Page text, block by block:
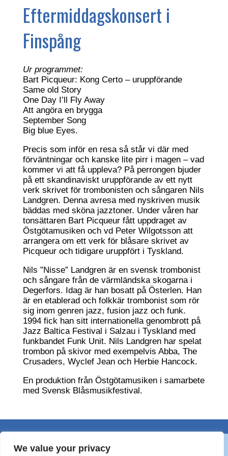
We value your privacy
Eftermiddagskonsert i
Finspång
Ur programmet:
Bart Picqueur: Kong Certo – uruppförande
Same old Story
One Day I’ll Fly Away
Att angöra en brygga
September Song
Big blue Eyes.
Precis som inför en resa så står vi där med
förväntningar och kanske lite pirr i magen – vad
kommer vi att få uppleva? På perrongen bjuder
på ett skandinaviskt uruppförande av ett nytt
verk skrivet för trombonisten och sångaren Nils
Landgren. Denna avresa med nyskriven musik
bäddas med sköna jazztoner. Under våren har
tonsättaren Bart Picqueur fått uppdraget av
Östgötamusiken och vd Peter Wilgotsson att
arrangera om ett verk för blåsare skrivet av
Picqueur och tidigare uruppfört i Tyskland.
Nils ”Nisse” Landgren är en svensk trombonist
och sångare från de värmländska skogarna i
Degerfors. Idag är han bosatt på Österlen. Han
är en etablerad och folkkär trombonist som rör
sig inom genren jazz, fusion jazz och funk.
1994 fick han sitt internationella genombrott på
Jazz Baltica Festival i Salzau i Tyskland med
funkbandet Funk Unit. Nils Landgren har spelat
trombon på skivor med exempelvis Abba, The
Crusaders, Wyclef Jean och Herbie Hancock.
En produktion från Östgötamusiken i samarbete
med Svensk Blåsmusikfestival.